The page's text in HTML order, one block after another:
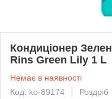
Кондиціонер
Rins Green Lily 1 L
Немає в наявності
Код: ko-89174
Роздріб